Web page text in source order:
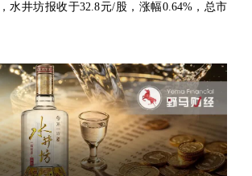
水井坊报收于32.8元/股，涨幅0.64%，总市